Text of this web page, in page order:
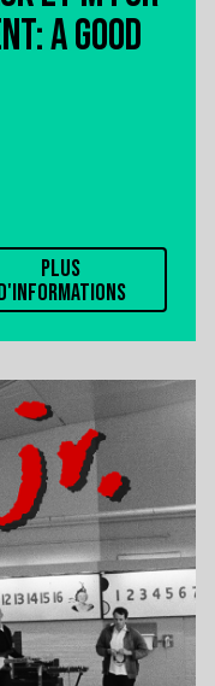
A GOOD
PLUS